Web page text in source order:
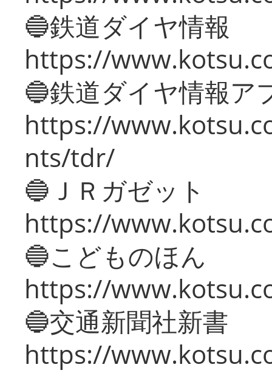
🔵鉄道ダイヤ情報
https://
🔵鉄道ダイヤ情報ア
https://
nts/tdr/
🔵ＪＲガゼット
https://
🔵こどものほん
https://
🔵交通新聞社新書
https://